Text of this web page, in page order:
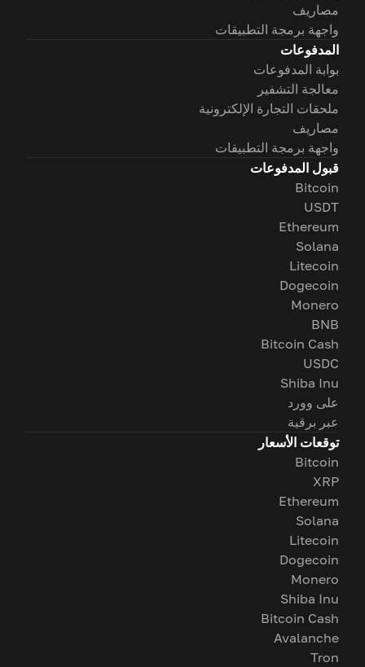
مصاريف
واجهة برمجة التطبيقات
المدفوعات
بوابة المدفوعات
معالجة التشفير
ملحقات التجارة الإلكترونية
مصاريف
واجهة برمجة التطبيقات
قبول المدفوعات
Bitcoin
USDT
Ethereum
Solana
Litecoin
Dogecoin
Monero
BNB
Bitcoin Cash
USDC
Shiba Inu
على وورد
عبر برقية
توقعات الأسعار
Bitcoin
XRP
Ethereum
Solana
Litecoin
Dogecoin
Monero
Shiba Inu
Bitcoin Cash
Avalanche
Tron